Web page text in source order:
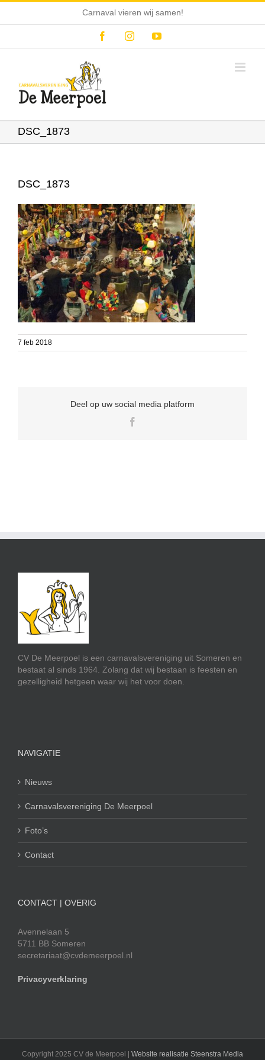
Carnaval vieren wij samen!
FacebookInstagramYouTube
DSC_1873
DSC_1873
7 feb 2018
Deel op uw social media platform
CV De Meerpoel is een carnavalsvereniging uit Someren en
bestaat al sinds 1964. Zolang dat wij bestaan is feesten en
gezelligheid hetgeen waar wij het voor doen.
NAVIGATIE
Nieuws
Carnavalsvereniging De Meerpoel
Foto’s
Contact
CONTACT | OVERIG
Avennelaan 5
5711 BB Someren
secretariaat@cvdemeerpoel.nl
Privacyverklaring
Copyright 2025 CV de Meerpoel | Website realisatie Steenstra Media